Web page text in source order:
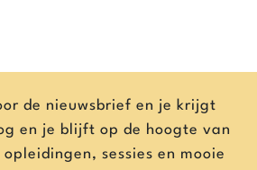
de nieuwsbrief en je krijgt
en je blijft op de hoogte van
sessies en mooie